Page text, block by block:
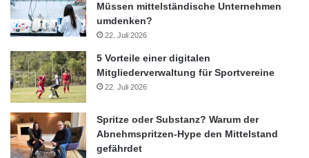
Müssen mittelständische Unternehmen
umdenken?
22. Juli 2026
5 Vorteile einer digitalen
Mitgliederverwaltung für Sportvereine
22. Juli 2026
Spritze oder Substanz? Warum der
Abnehmspritzen-Hype den Mittelstand
gefährdet